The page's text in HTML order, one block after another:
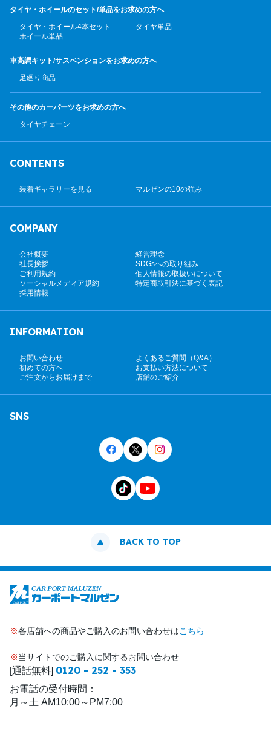
タイヤ・ホイールのセット/単品をお求めの方へ
タイヤ・ホイール4本セット
タイヤ単品
ホイール単品
車高調キット/サスペンションをお求めの方へ
足廻り商品
その他のカーパーツをお求めの方へ
タイヤチェーン
CONTENTS
装着ギャラリーを見る マルゼンの10の強み
COMPANY
会社概要
経営理念
社長挨拶
SDGsへの取り組み
ご利用規約
個人情報の取扱いについて
ソーシャルメディア規約
特定商取引法に基づく表記
採用情報
INFORMATION
お問い合わせ
よくあるご質問（Q&A）
初めての方へ
お支払い方法について
ご注文からお届けまで
店舗のご紹介
SNS
BACK TO TOP
※各店舗への商品やご購入のお問い合わせはこちら
※当サイトでのご購入に関するお問い合わせ
[通話無料] 0120 - 252 - 353
お電話の受付時間：
月～土 AM10:00～PM7:00